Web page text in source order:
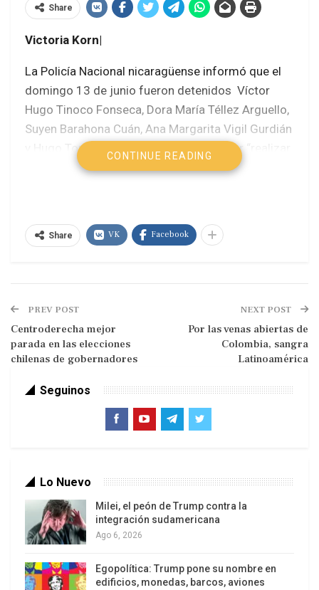
Share
Victoria Korn|
La Policía Nacional nicaragüense informó que el
domingo 13 de junio fueron detenidos Víctor
Hugo Tinoco Fonseca, Dora María Téllez Arguello,
Suyen Barahona Cuán, Ana Margarita Vigil Gurdián
y Hugo Torres Jiménez, investigados por “realizar
actos que menoscaban la independencia, la
pedir intervenciones militares”.
Sandinista (MRS). Se trata de algunos de los
rostros más conocidos y las voces más críticas
dentro de la oposición.
desarrollando su actividad política en el contexto
de la legalidad y la han orientado a la participación
electoral. Y son grotescas en el caso de
dirigentes históricos del sandinismo como Dora
María Téllez quien, por esa razón fue incluida en
una lista de terroristas por el gobierno de EEUU
CONTINUE READING
Share VK Facebook
PREV POST
Centroderecha mejor
parada en las elecciones
chilenas de gobernadores
NEXT POST
Por las venas abiertas de
Colombia, sangra
Latinoamérica
Seguinos
Lo Nuevo
Milei, el peón de Trump contra la
integración sudamericana
Ago 6, 2026
Egopolítica: Trump pone su nombre en
edificios, monedas, barcos, aviones